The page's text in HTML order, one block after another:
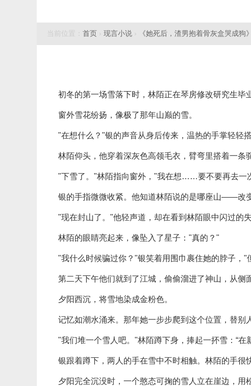
当前位置： 首页 › 现言小说 › 《她死后，渣男抱着骨灰盒哭成狗》
初冬的第一场雪落下时，林陌正在琴房修改研究生毕
窗外雪花纷扬，像极了那年山巅的雪。
"在想什么？"银的声音从身后传来，温热的手掌轻轻搭
林陌仰头，他穿着深灰色高领毛衣，臂弯里搭着一条
"下雪了。"林陌指向窗外，"我在想……要不要再去一
银的手指微微收紧。他知道林陌说的是哪座山——改
"现在封山了。"他轻声道，却在看到林陌眼中闪过的
林陌的眼睛亮起来，像坠入了星子："真的？"
"我什么时候骗过你？"银笑着用围巾裹住她的脖子，
第二天下午他们就到了江城，偷偷溜进了神山，从侧
夕阳西沉，将雪地染成金粉色。
记忆如潮水涌来。那年她一步步爬到这个位置，替别
"我们堆一个雪人吧。"林陌蹲下身，捧起一抔雪：“
银跟着蹲下，两人的手在雪中不时相触。林陌的手很
夕阳完全沉没时，一个憨态可掬的雪人立在崖边，用